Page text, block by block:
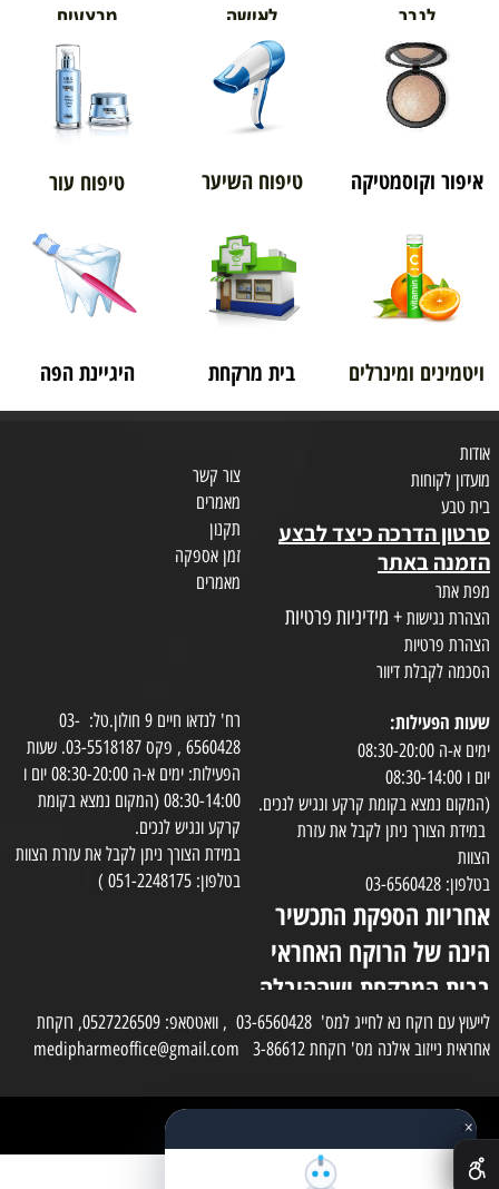
לגבר לאישה מבצעים
איפור וקוסמטיקה טיפוח השיער טיפוח עור
ויטמינים ומינרלים בית מרקחת היגיינת הפה
אודות
מועדון לקוחות
בית טבע
סרטון הדרכה כיצד לבצע
הזמנה באתר
מפת אתר
הצהרת נגישות + מידיניות פרטיות
הצהרת פרטיות
הסכמה לקבלת דיוור
צור קשר
מאמרים
תקנון
זמן אספקה
מאמרים
שעות הפעילות:
ימים א-ה 08:30-20:00
יום ו 08:30-14:00
(המקום נמצא בקומת קרקע ונגיש לנכים.
במידת הצורך ניתן לקבל את עזרת
הצוות
בטלפון: 03-6560428
אחריות הספקת התכשיר
הינה של הרוקח האחראי
בבית המרקחת ושההובלה
בפועל תעשה בעזרת
השליח
רח' לנדאו חיים 9 חולון.טל: 03-
6560428 , פקס 03-5518187. שעות
הפעילות: ימים א-ה 08:30-20:00 יום ו
08:30-14:00 (המקום נמצא בקומת
קרקע ונגיש לנכים.
במידת הצורך ניתן לקבל את עזרת הצוות
בטלפון: 051-2248175 )
לייעוץ עם רוקח נא לחייג למס' 03-6560428 , וואטסאפ: 0527226509, רוקחת
אחראית נייזוב אילנה מס' רוקחת 3-86612 medipharmeoffice@gmail.com
✕×